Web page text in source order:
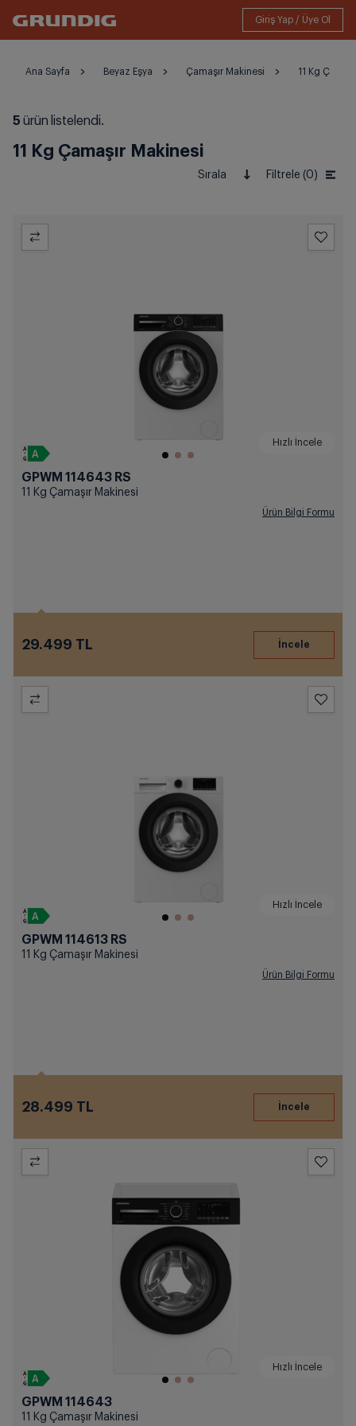
Ana Sayfa Beyaz Eşya Çamaşır Makinesi 11 Kg
5 ürün listelendi.
11 Kg Çamaşır Makinesi
Sırala Filtrele (0)
Hızlı İncele
GPWM 114643 RS
11 Kg Çamaşır Makinesi
Ürün Bilgi Formu
29.499 TL
Hızlı İncele
GPWM 114613 RS
11 Kg Çamaşır Makinesi
Ürün Bilgi Formu
28.499 TL
Hızlı İncele
GPWM 114643
11 Kg Çamaşır Makinesi